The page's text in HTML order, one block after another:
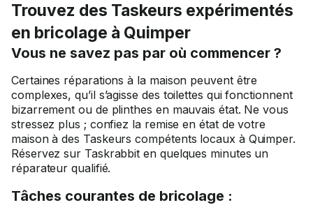
Trouvez des Taskeurs expérimentés
en bricolage à Quimper
Vous ne savez pas par où commencer ?
Certaines réparations à la maison peuvent être
complexes, qu’il s’agisse des toilettes qui fonctionnent
bizarrement ou de plinthes en mauvais état. Ne vous
stressez plus ; confiez la remise en état de votre
maison à des Taskeurs compétents locaux à Quimper.
Réservez sur Taskrabbit en quelques minutes un
réparateur qualifié.
Tâches courantes de bricolage :